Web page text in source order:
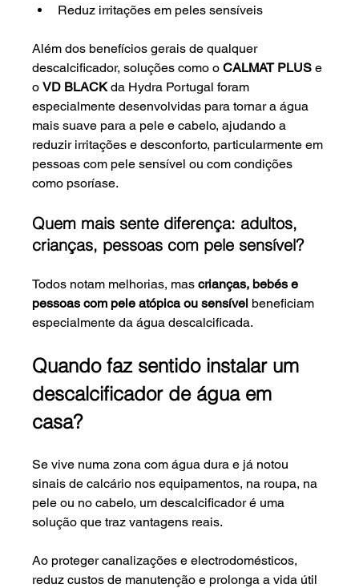
Reduz irritações em peles sensíveis
Além dos benefícios gerais de qualquer
descalcificador, soluções como o CALMAT PLUS e
o VD BLACK da Hydra Portugal foram
especialmente desenvolvidas para tornar a água
mais suave para a pele e cabelo, ajudando a
reduzir irritações e desconforto, particularmente em
pessoas com pele sensível ou com condições
como psoríase.
Quem mais sente diferença: adultos,
crianças, pessoas com pele sensível?
Todos notam melhorias, mas crianças, bebés e
pessoas com pele atópica ou sensível beneficiam
especialmente da água descalcificada.
Quando faz sentido instalar um
descalcificador de água em
casa?
Se vive numa zona com água dura e já notou
sinais de calcário nos equipamentos, na roupa, na
pele ou no cabelo, um descalcificador é uma
solução que traz vantagens reais.
Ao proteger canalizações e electrodomésticos,
reduz custos de manutenção e prolonga a vida útil